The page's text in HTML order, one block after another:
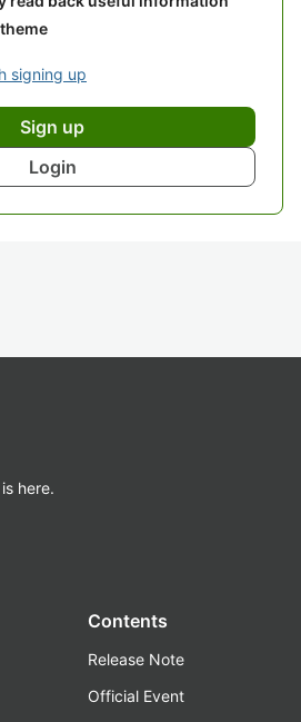
signing up
Sign up
Login
here.
Contents
Release Note
Official Event